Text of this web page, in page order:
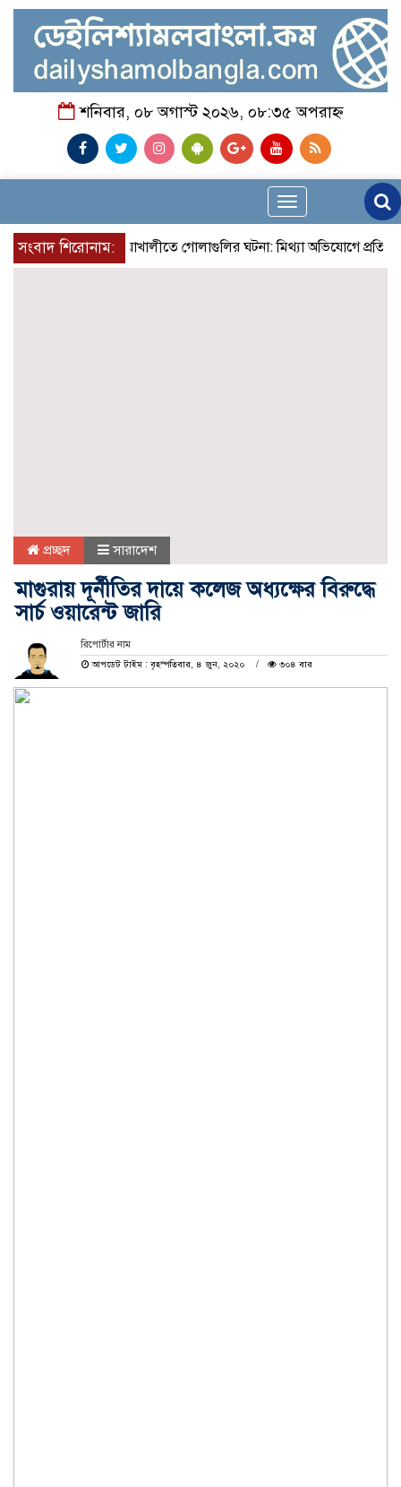
শনিবার, ০৮ অগাস্ট ২০২৬, ০৮:৩৫ অপরাহ্ন
Toggle
navigation
সংবাদ শিরোনাম:নোয়াখালীতে গোলাগুলির ঘটনা: মিথ্যা অভিযোগে প্রতিবাদে
প্রচ্ছদ সারাদেশ
মাগুরায় দূর্নীতির দায়ে কলেজ অধ্যক্ষের বিরুদ্ধে
সার্চ ওয়ারেন্ট জারি
রিপোর্টার নাম
আপডেট টাইম : বৃহস্পতিবার, ৪ জুন, ২০২০
৩০৪ বার